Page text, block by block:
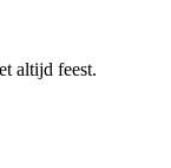
altijd feest.